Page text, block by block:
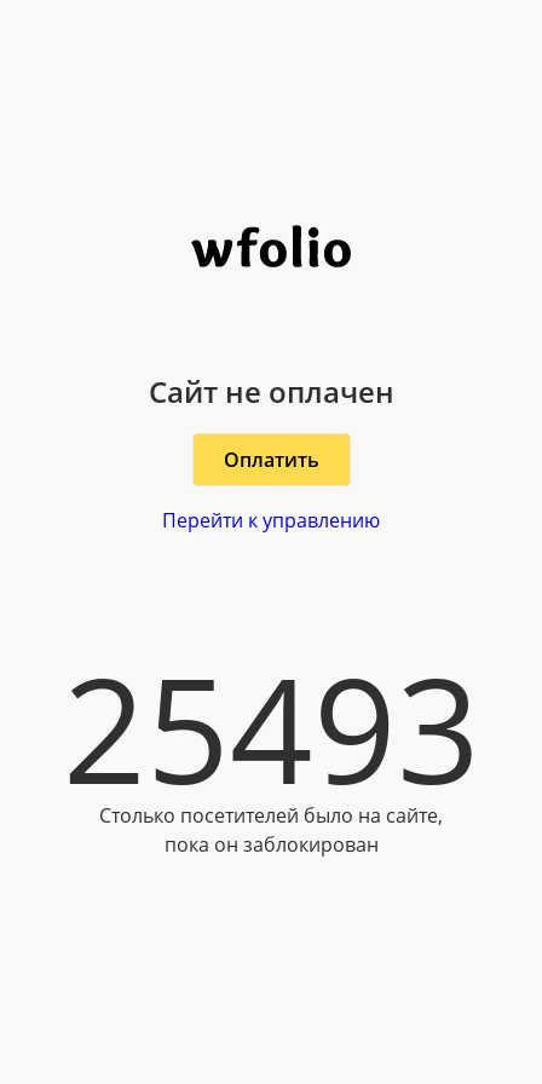
Сайт не оплачен
Оплатить
Перейти к управлению
25493
Столько посетителей было на сайте,
пока он заблокирован